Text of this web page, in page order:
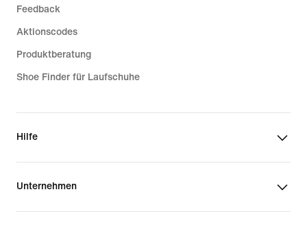
Feedback
Aktionscodes
Produktberatung
Shoe Finder für Laufschuhe
Hilfe
Unternehmen